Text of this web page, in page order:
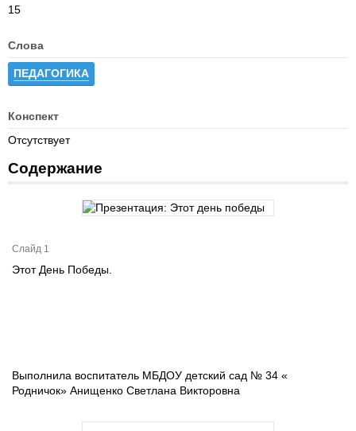
15
Слова
ПЕДАГОГИКА
Конспект
Отсутствует
Содержание
Слайд 1
Этот День Победы.
Выполнила воспитатель МБДОУ детский сад № 34 «
Родничок» Анищенко Светлана Викторовна